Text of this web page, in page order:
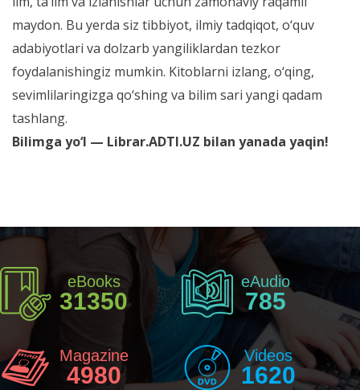
maydon. Bu yerda siz tibbiyot, ilmiy tadqiqot, o‘quv
adabiyotlari va dolzarb yangiliklardan tezkor
foydalanishingiz mumkin. Kitoblarni izlang, o‘qing,
sevimlilaringizga qo‘shing va bilim sari yangi qadam
tashlang.
Bilimga yo‘l — Librar.ADTI.UZ bilan yanada yaqin!
eBooks
31350
eAudio
785
Magazine
4980
Videos
1620